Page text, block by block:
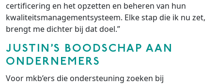
certificering en het opzetten en beheren van hun
kwaliteitsmanagementsysteem. Elke stap die ik nu zet,
brengt me dichter bij dat doel.”
JUSTIN’S BOODSCHAP AAN
ONDERNEMERS
Voor mkb’ers die ondersteuning zoeken bij